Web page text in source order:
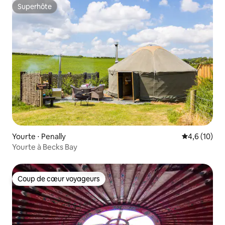
Superhôte
Superhôte
Yourte ⋅ Penally Évaluation
4,6 (10)
Yourte à Becks Bay
Coup de cœur voyageurs
Coup de cœur voyageurs